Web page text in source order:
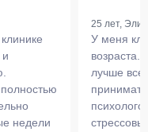
недели
25 лет,
У меня
возраста.
лучше